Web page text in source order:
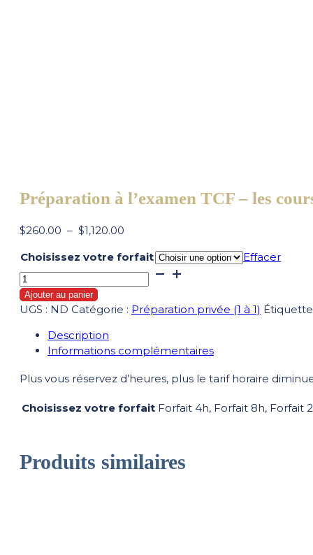
Préparation à l’examen TCF – les
$260.00 – $1,120.00
prix :
$260.00
à
$1,120.00
Choisissez votre forfait
Effacer
quantité
de
Préparation
l'examen
TCF
les
privés
1)
Ajouter au panier
UGS : ND Catégorie : Préparation privée (1 à 1)
Description
Informations complémentaires
Plus vous réservez d’heures, plus le tarif horaire
Choisissez votre forfait Forfait 4h, Forfait 8h, Forfait
Produits similaires